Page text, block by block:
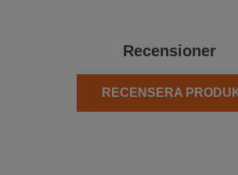
Recensioner
RECENSERA